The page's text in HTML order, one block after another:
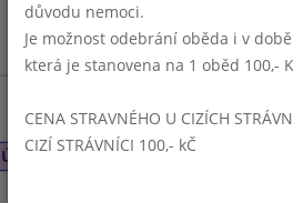
obloha (okurek,
tmavý rohlík
Úterý 10. 1. 2017 (11:15 - 14:00)
důvodu nemoci.
Je možnost odebrání oběda i v
která je stanovena na 1 oběd 100,-
CENA STRAVNÉHO U CIZÍCH
CIZÍ STRÁVNÍCI 100,- kČ